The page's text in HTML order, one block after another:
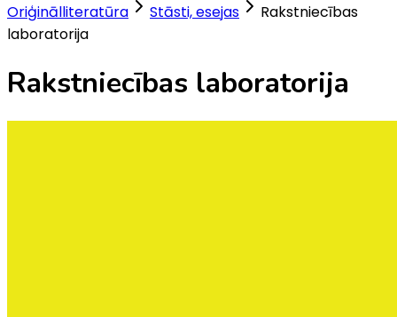
Oriģinālliteratūra
Stāsti, esejas
Rakstniecības
laboratorija
Rakstniecības laboratorija